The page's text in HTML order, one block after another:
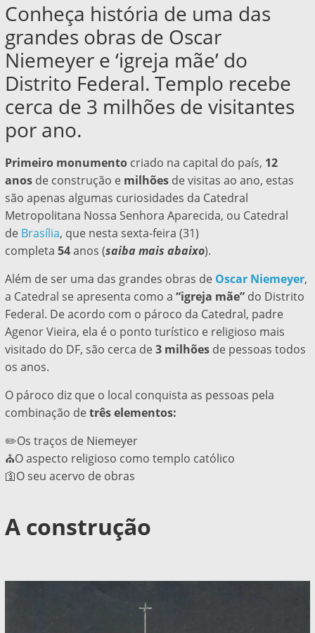
Conheça história de uma das
grandes obras de Oscar
Niemeyer e ‘igreja mãe’ do
Distrito Federal. Templo recebe
cerca de 3 milhões de visitantes
por ano.
Primeiro monumentocriado na capital do país, 12
anosde construção e milhões de visitas ao ano, estas
são apenas algumas curiosidades da Catedral
Metropolitana Nossa Senhora Aparecida, ou Catedral
de Brasília, que nesta sexta-feira (31)
completa 54anos (saiba mais abaixo).
Além de ser uma das grandes obras de Oscar Niemeyer,
a Catedral se apresenta como a “igreja mãe” do Distrito
Federal. De acordo com o pároco da Catedral, padre
Agenor Vieira, ela é o ponto turístico e religioso mais
visitado do DF, são cerca de 3 milhõesde pessoas todos
os anos.
O pároco diz que o local conquista as pessoas pela
combinação de três elementos:
✏️Os traços de Niemeyer
⛪O aspecto religioso como templo católico
🛐O seu acervo de obras
A construção